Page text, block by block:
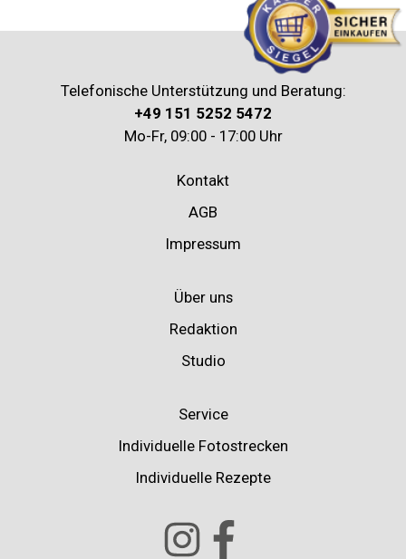
Telefonische Unterstützung und Beratung:
+49 151 5252 5472
Mo-Fr, 09:00 - 17:00 Uhr
Kontakt
AGB
Impressum
Über uns
Redaktion
Studio
Service
Individuelle Fotostrecken
Individuelle Rezepte